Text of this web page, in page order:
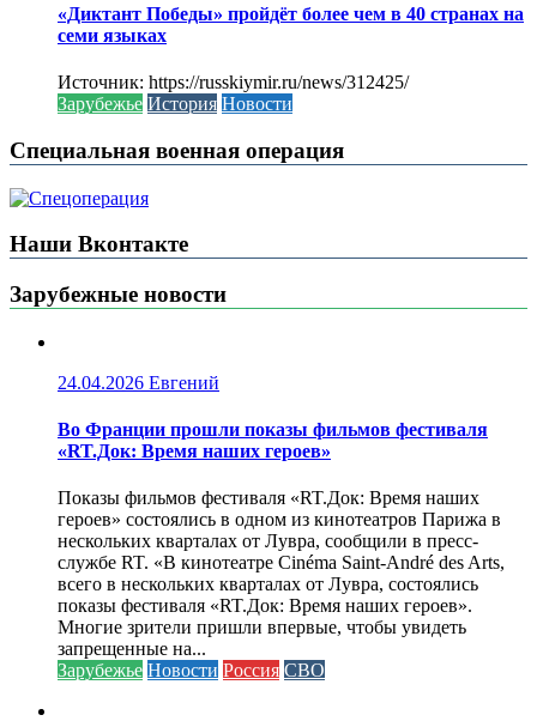
«Диктант Победы» пройдёт более чем в 40 странах на
семи языках
Источник: https://russkiymir.ru/news/312425/
Зарубежье История Новости
Специальная военная операция
Наши Вконтакте
Зарубежные новости
24.04.2026 Евгений
Во Франции прошли показы фильмов фестиваля
«RT.Док: Время наших героев»
Показы фильмов фестиваля «RT.Док: Время наших
героев» состоялись в одном из кинотеатров Парижа в
нескольких кварталах от Лувра, сообщили в пресс-
службе RT. «В кинотеатре Cinéma Saint-André des Arts,
всего в нескольких кварталах от Лувра, состоялись
показы фестиваля «RT.Док: Время наших героев».
Многие зрители пришли впервые, чтобы увидеть
запрещенные на...
Зарубежье Новости Россия СВО